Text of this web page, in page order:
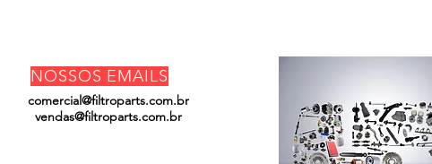
NOSSOS EMAILS
comercial@filtroparts.com.br
vendas@filtroparts.com.br